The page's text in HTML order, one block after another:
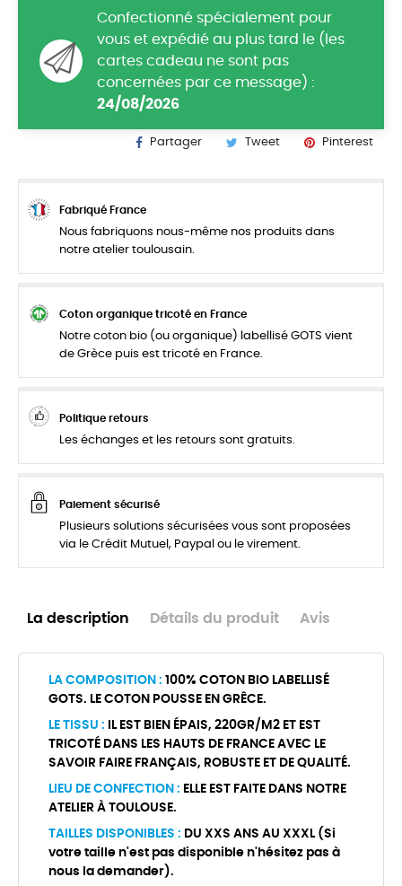
Confectionné spécialement pour
vous et expédié au plus tard le (les
cartes cadeau ne sont pas
concernées par ce message) :
24/08/2026
Partager Tweet Pinterest
Fabriqué France
Nous fabriquons nous-même nos produits dans
notre atelier toulousain.
Coton organique tricoté en France
Notre coton bio (ou organique) labellisé GOTS vient
de Grèce puis est tricoté en France.
Politique retours
Les échanges et les retours sont gratuits.
Paiement sécurisé
Plusieurs solutions sécurisées vous sont proposées
via le Crédit Mutuel, Paypal ou le virement.
La description Détails du produit Avis
LA COMPOSITION : 100% COTON BIO LABELLISÉ
GOTS. LE COTON POUSSE EN GRÊCE.
LE TISSU : IL EST BIEN ÉPAIS, 220GR/M2 ET EST
TRICOTÉ DANS LES HAUTS DE FRANCE AVEC LE
SAVOIR FAIRE FRANÇAIS, ROBUSTE ET DE QUALITÉ.
LIEU DE CONFECTION : ELLE EST FAITE DANS NOTRE
ATELIER À TOULOUSE.
TAILLES DISPONIBLES : DU XXS ANS AU XXXL (Si
votre taille n'est pas disponible n'hésitez pas à
nous la demander).